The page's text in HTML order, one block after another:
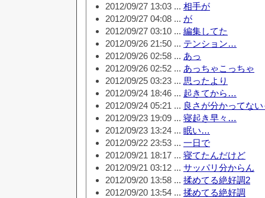
2012/09/27 13:03 ... 相手が
2012/09/27 04:08 ... が
2012/09/27 03:10 ... 編集してた
2012/09/26 21:50 ... テンション…
2012/09/26 02:58 ... あっ
2012/09/26 02:52 ... あっちゃこっちゃ
2012/09/25 03:23 ... 思ったより
2012/09/24 18:46 ... 起きてから…
2012/09/24 05:21 ... 良さが分かってない
2012/09/23 19:09 ... 寝起き早々…
2012/09/23 13:24 ... 眠い…
2012/09/22 23:53 ... 一日で
2012/09/21 18:17 ... 寝てたんだけど
2012/09/21 03:12 ... サッパリ分からん
2012/09/20 13:58 ... 揉めてる絶好調2
2012/09/20 13:54 ... 揉めてる絶好調